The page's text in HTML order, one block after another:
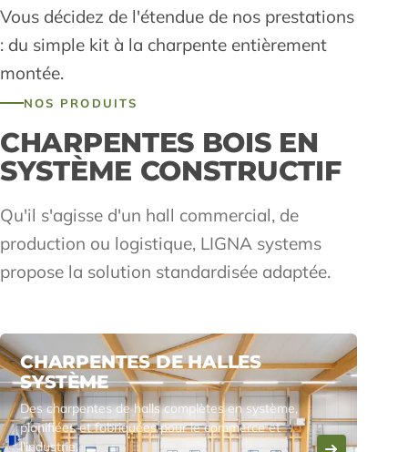
Vous décidez de l'étendue de nos prestations
: du simple kit à la charpente entièrement
montée.
NOS PRODUITS
CHARPENTES BOIS EN
SYSTÈME CONSTRUCTIF
Qu'il s'agisse d'un hall commercial, de
production ou logistique, LIGNA systems
propose la solution standardisée adaptée.
CHARPENTES DE HALLES
SYSTÈME
Des charpentes de halls complètes en système,
planifiées et fabriquées pour le commerce et
l'industrie.